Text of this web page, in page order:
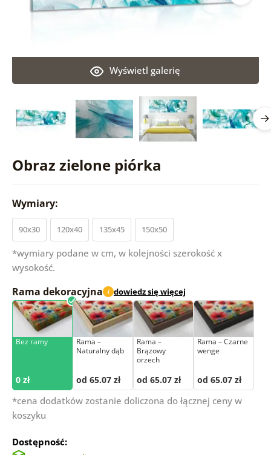
Obraz zielone piórka
Wyświetl galerię
Wymiary:
90x30 120x40 135x45 150x50
*wymiary podane w cm, w kolejności szerokość x
wysokość.
Rama dekoracyjna i dowiedz się więcej
Bez ramy
0 zł
Rama –
Naturalny dąb
od 65.07 zł
Rama –
Brązowy
orzech
od 65.07 zł
Rama – Czarne
wenge
od 65.07 zł
*cena dodatków zostanie doliczona do łącznej ceny w
koszyku
Dostępność: